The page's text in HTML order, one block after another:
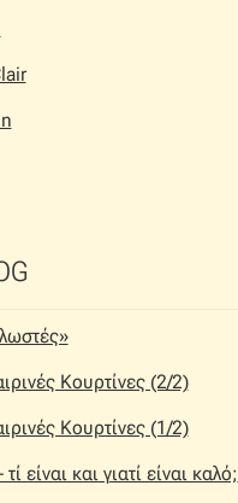
Κουρτίνες (2/2)
Κουρτίνες (1/2)
είναι και γιατί είναι καλό;